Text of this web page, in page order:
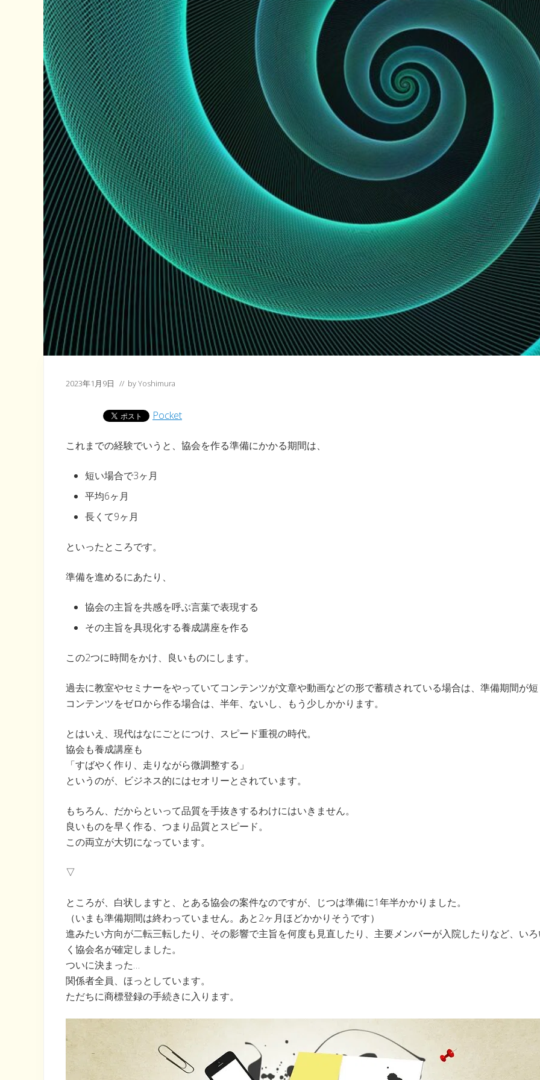
2023年1月9日 // byYoshimura
Pocket
これまでの経験でいうと、協会を作る準備にかかる期間は、
短い場合で3ヶ月
平均6ヶ月
長くて9ヶ月
といったところです。
準備を進めるにあたり、
協会の主旨を共感を呼ぶ言葉で表現する
その主旨を具現化する養成講座を作る
この2つに時間をかけ、良いものにします。
過去に教室やセミナーをやっていてコンテンツが文章や動画などの形で蓄積されている場合は、準備期間が短
コンテンツをゼロから作る場合は、半年、ないし、もう少しかかります。
とはいえ、現代はなにごとにつけ、スピード重視の時代。
協会も養成講座も
「すばやく作り、走りながら微調整する」
というのが、ビジネス的にはセオリーとされています。
もちろん、だからといって品質を手抜きするわけにはいきません。
良いものを早く作る、つまり品質とスピード。
この両立が大切になっています。
▽
ところが、白状しますと、とある協会の案件なのですが、じつは準備に1年半かかりました。
（いまも準備期間は終わっていません。あと2ヶ月ほどかかりそうです）
進みたい方向が二転三転したり、その影響で主旨を何度も見直したり、主要メンバーが入院したりなど、い
く協会名が確定しました。
ついに決まった…
関係者全員、ほっとしています。
ただちに商標登録の手続きに入ります。